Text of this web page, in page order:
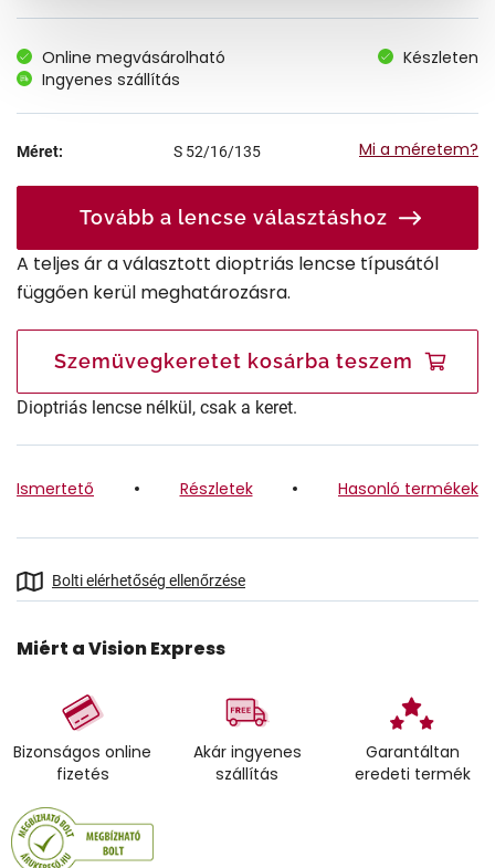
Online megvásárolható
Készleten
Ingyenes szállítás
Méret: S 52/16/135 Mi a méretem?
Tovább a lencse választáshoz
A teljes ár a választott dioptriás lencse típusától
függően kerül meghatározásra.
Szemüvegkeretet kosárba teszem
Dioptriás lencse nélkül, csak a keret.
Ismertető Részletek Hasonló termékek
Bolti elérhetőség ellenőrzése
Miért a Vision Express
Bizonságos online
fizetés
Akár ingyenes
szállítás
Garantáltan
eredeti termék